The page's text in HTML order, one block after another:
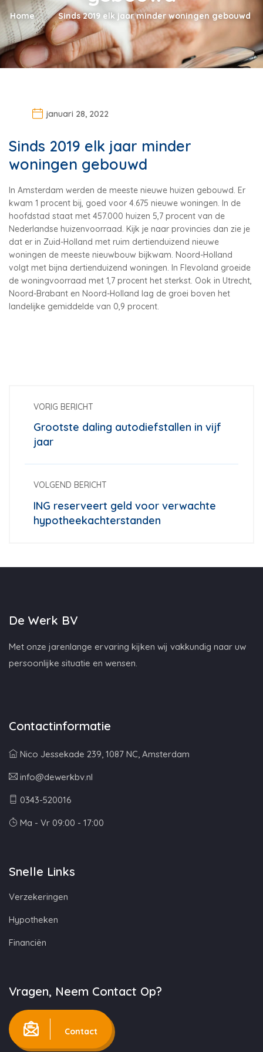
Home Sinds 2019 elk jaar minder woningen gebouwd
januari 28, 2022
Sinds 2019 elk jaar minder
woningen gebouwd
In Amsterdam werden de meeste nieuwe huizen gebouwd. Er
kwam 1 procent bij, goed voor 4.675 nieuwe woningen. In de
hoofdstad staat met 457.000 huizen 5,7 procent van de
Nederlandse huizenvoorraad. Kijk je naar provincies dan zie je
dat er in Zuid-Holland met ruim dertienduizend nieuwe
woningen de meeste nieuwbouw bijkwam. Noord-Holland
volgt met bijna dertienduizend woningen. In Flevoland groeide
de woningvoorraad met 1,7 procent het sterkst. Ook in Utrecht,
Noord-Brabant en Noord-Holland lag de groei boven het
landelijke gemiddelde van 0,9 procent.
VORIG BERICHT
Grootste daling autodiefstallen in vijf
jaar
VOLGEND BERICHT
ING reserveert geld voor verwachte
hypotheekachterstanden
De Werk BV
Met onze jarenlange ervaring kijken wij vakkundig naar uw
persoonlijke situatie en wensen.
Contactinformatie
Nico Jessekade 239, 1087 NC, Amsterdam
info@dewerkbv.nl
0343-520016
Ma - Vr 09:00 - 17:00
Snelle Links
Verzekeringen
Hypotheken
Financiën
Vragen, Neem Contact Op?
Contact